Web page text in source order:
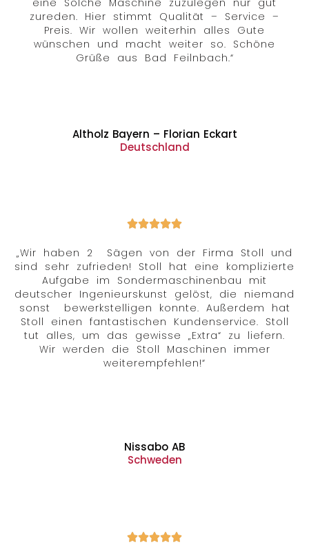
eine Solche Maschine zuzulegen nur gut
zureden. Hier stimmt Qualität – Service –
Preis. Wir wollen weiterhin alles Gute
wünschen und macht weiter so. Schöne
Grüße aus Bad Feilnbach.“
Altholz Bayern – Florian Eckart
Deutschland
„Wir haben 2 Sägen von der Firma Stoll und
sind sehr zufrieden! Stoll hat eine komplizierte
Aufgabe im Sondermaschinenbau mit
deutscher Ingenieurskunst gelöst, die niemand
sonst bewerkstelligen konnte. Außerdem hat
Stoll einen fantastischen Kundenservice. Stoll
tut alles, um das gewisse „Extra“ zu liefern.
Wir werden die Stoll Maschinen immer
weiterempfehlen!“
Nissabo AB
Schweden